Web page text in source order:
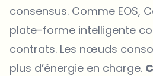
consensus. Comme EOS,
plate-forme intelligente
contrats. Les nœuds
plus d’énergie en charge.